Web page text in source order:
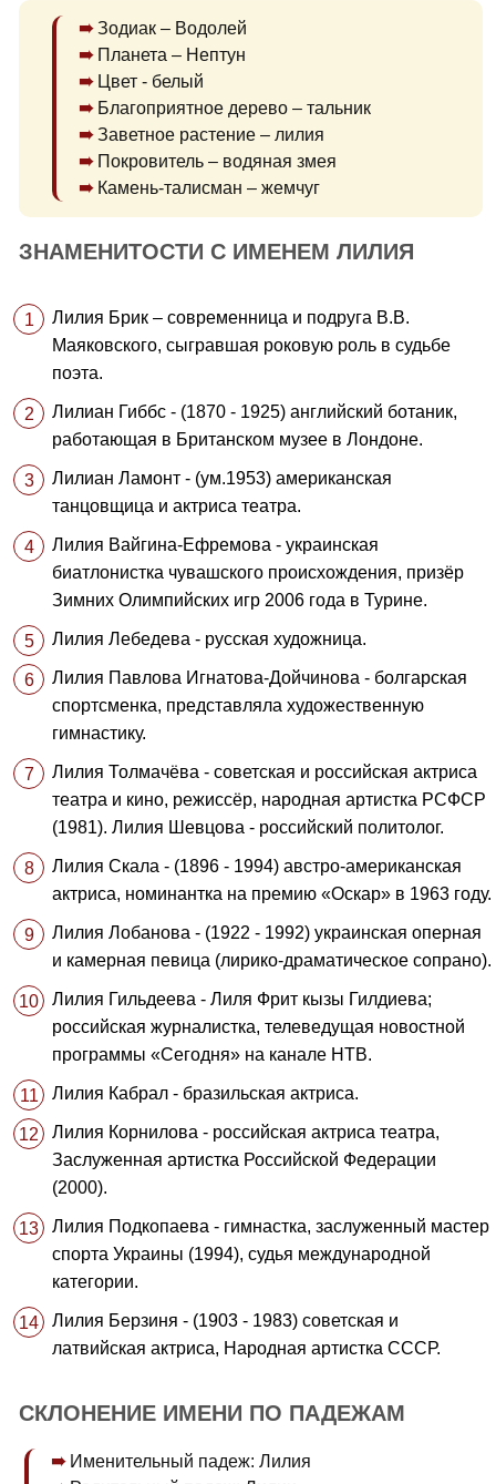
Зодиак – Водолей
Планета – Нептун
Цвет - белый
Благоприятное дерево – тальник
Заветное растение – лилия
Покровитель – водяная змея
Камень-талисман – жемчуг
ЗНАМЕНИТОСТИ С ИМЕНЕМ ЛИЛИЯ
Лилия Брик – современница и подруга В.В.
Маяковского, сыгравшая роковую роль в судьбе
поэта.
Лилиан Гиббс - (1870 - 1925) английский ботаник,
работающая в Британском музее в Лондоне.
Лилиан Ламонт - (ум.1953) американская
танцовщица и актриса театра.
Лилия Вайгина-Ефремова - украинская
биатлонистка чувашского происхождения, призёр
Зимних Олимпийских игр 2006 года в Турине.
Лилия Лебедева - русская художница.
Лилия Павлова Игнатова-Дойчинова - болгарская
спортсменка, представляла художественную
гимнастику.
Лилия Толмачёва - советская и российская актриса
театра и кино, режиссёр, народная артистка РСФСР
(1981). Лилия Шевцова - российский политолог.
Лилия Скала - (1896 - 1994) австро-американская
актриса, номинантка на премию «Оскар» в 1963 году.
Лилия Лобанова - (1922 - 1992) украинская оперная
и камерная певица (лирико-драматическое сопрано).
Лилия Гильдеева - Лиля Фрит кызы Гилдиева;
российская журналистка, телеведущая новостной
программы «Сегодня» на канале НТВ.
Лилия Кабрал - бразильская актриса.
Лилия Корнилова - российская актриса театра,
Заслуженная артистка Российской Федерации
(2000).
Лилия Подкопаева - гимнастка, заслуженный мастер
спорта Украины (1994), судья международной
категории.
Лилия Берзиня - (1903 - 1983) советская и
латвийская актриса, Народная артистка СССР.
СКЛОНЕНИЕ ИМЕНИ ПО ПАДЕЖАМ
Именительный падеж: Лилия